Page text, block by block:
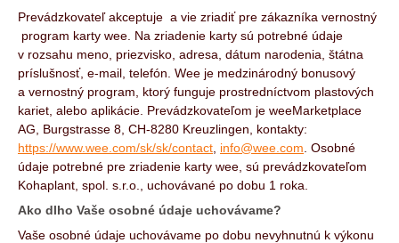
Prevádzkovateľ akceptuje a vie zriadiť pre zákazníka vernostný
program karty wee. Na zriadenie karty sú potrebné údaje
v rozsahu meno, priezvisko, adresa, dátum narodenia, štátna
príslušnosť, e-mail, telefón. Wee je medzinárodný bonusový
a vernostný program, ktorý funguje prostredníctvom plastových
kariet, alebo aplikácie. Prevádzkovateľom je weeMarketplace
AG, Burgstrasse 8, CH-8280 Kreuzlingen, kontakty:
https://www.wee.com/sk/sk/contact info@wee.com . Osobné
údaje potrebné pre zriadenie karty wee, sú prevádzkovateľom
Kohaplant, spol. s.r.o., uchovávané po dobu 1 roka.
Ako dlho Vaše osobné údaje uchovávame?
Vaše osobné údaje uchovávame po dobu nevyhnutnú k výkonu